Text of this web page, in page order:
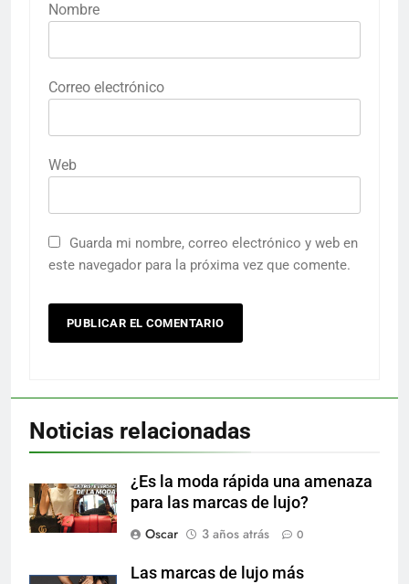
Nombre
Correo electrónico
Web
Guarda mi nombre, correo electrónico y web en
este navegador para la próxima vez que comente.
Noticias relacionadas
¿Es la moda rápida una amenaza
para las marcas de lujo?
Oscar
3 años atrás 0
Las marcas de lujo más